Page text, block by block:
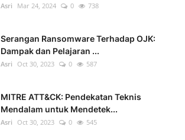
Asri Mar 24, 2024 0 738
Serangan Ransomware Terhadap OJK:
Dampak dan Pelajaran ...
Asri Oct 30, 2023 0 587
MITRE ATT&CK: Pendekatan Teknis
Mendalam untuk Mendetek...
Asri Oct 30, 2023 0 545